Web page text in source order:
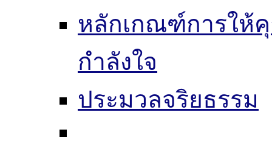
หลักเกณฑ์การให้
กำลังใจ
ประมวลจริยธรรม